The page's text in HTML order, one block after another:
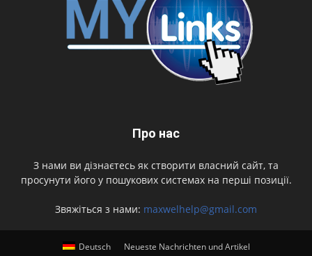
Про нас
З нами ви дізнаєтесь як створити власний сайт, та
просунути його у пошукових системах на перші позиції.
Звяжіться з нами: maxwelhelp@gmail.com
Deutsch Neueste Nachrichten und Artikel